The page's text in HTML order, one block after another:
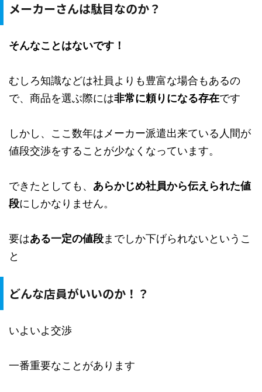
メーカーさんは駄目なのか？
そんなことはないです！
むしろ知識などは社員よりも豊富な場合もあるの
で、商品を選ぶ際には非常に頼りになる存在です
しかし、ここ数年はメーカー派遣出来ている人間が
値段交渉をすることが少なくなっています。
できたとしても、 あらかじめ社員から伝えられた値
段にしかなりません。
要はある一定の値段までしか下げられないというこ
と
どんな店員がいいのか！？
いよいよ交渉
一番重要なことがあります